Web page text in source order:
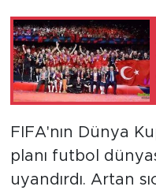
FIFA'nın Dünya
planı futbol
uyandırdı. Artan